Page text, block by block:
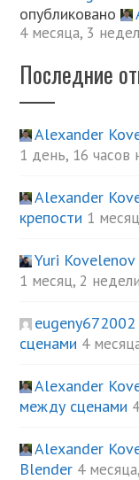
опубликовано
4 месяца, 3
Последние
Alexander
1 день, 16 часов
Alexander
крепости 1
Yuri Kovelenov
1 месяц, 2
eugeny672002
сценами 4
Alexander
между сценами
Alexander
Blender 4